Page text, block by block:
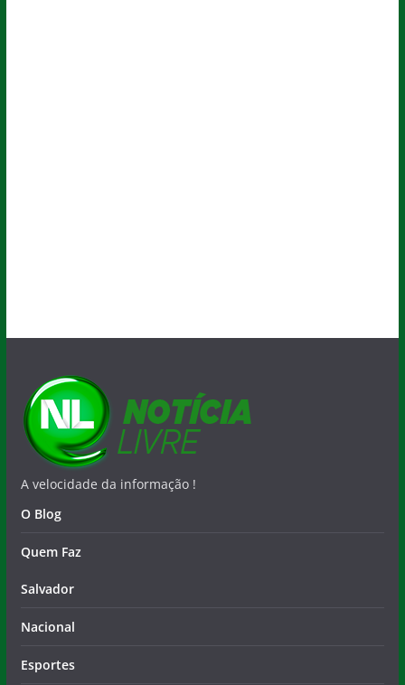
A velocidade da informação !
O Blog
Quem Faz
Salvador
Nacional
Esportes